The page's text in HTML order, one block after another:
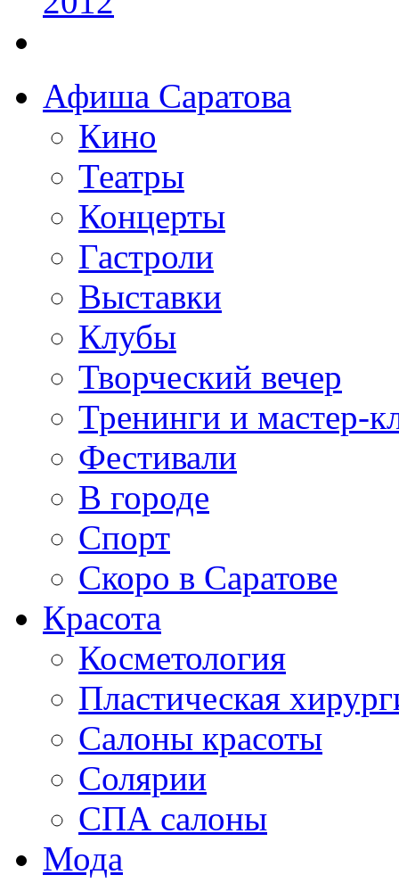
Афиша Саратова
Кино
Театры
Концерты
Гастроли
Выставки
Клубы
Творческий вечер
Тренинги и мастер-
Фестивали
В городе
Спорт
Скоро в Саратове
Красота
Косметология
Пластическая
Салоны красоты
Солярии
СПА салоны
Мода